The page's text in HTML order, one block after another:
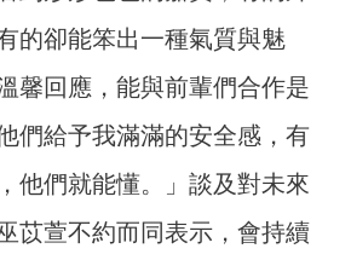
的卻能笨出一種氣質與魅
馨回應，能與前輩們合作是
們給予我滿滿的安全感，有
他們就能懂。」談及對未來
苡萱不約而同表示，會持續